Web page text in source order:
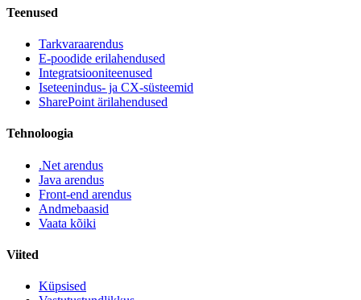
Teenused
Tarkvaraarendus
E-poodide erilahendused
Integratsiooniteenused
Iseteenindus- ja CX-süsteemid
SharePoint ärilahendused
Tehnoloogia
.Net arendus
Java arendus
Front-end arendus
Andmebaasid
Vaata kõiki
Viited
Küpsised